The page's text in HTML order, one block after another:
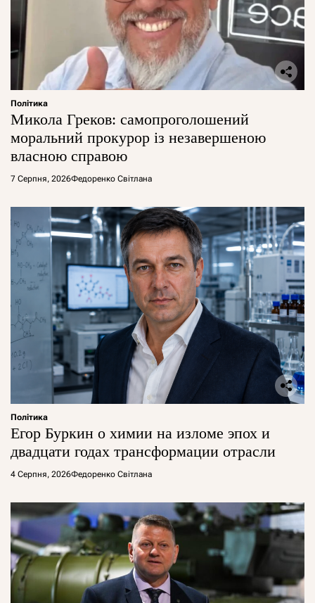
Політика
Микола Греков: самопроголошений
моральний прокурор із незавершеною
власною справою
7 Серпня, 2026Федоренко Світлана
Політика
Егор Буркин о химии на изломе эпох и
двадцати годах трансформации отрасли
4 Серпня, 2026Федоренко Світлана